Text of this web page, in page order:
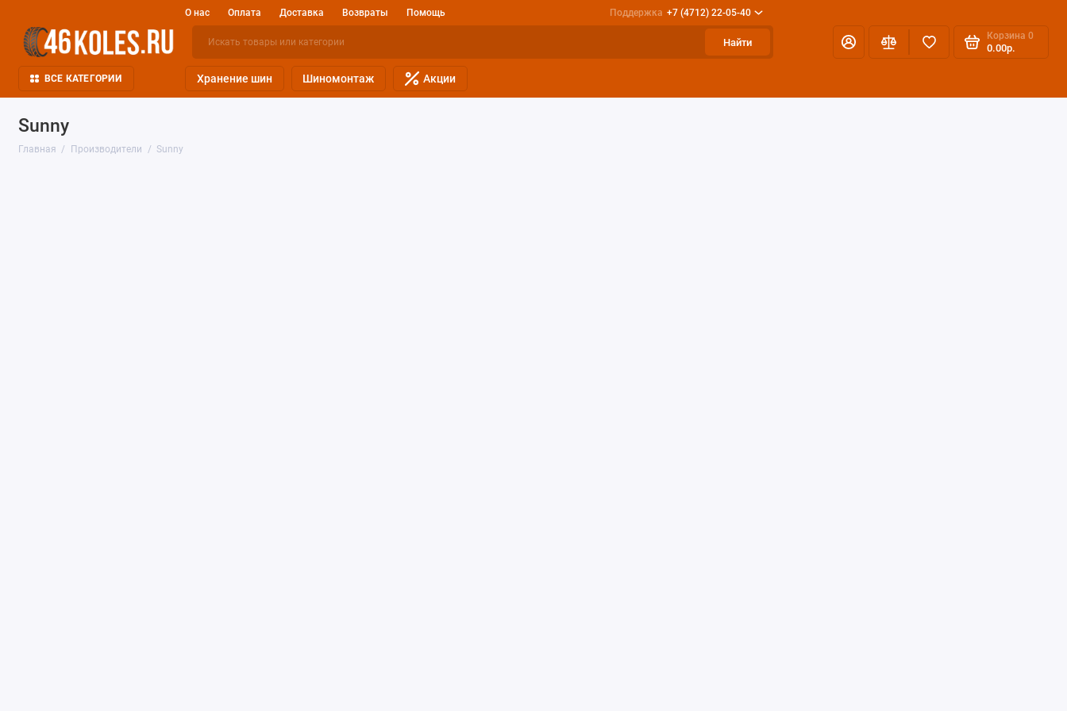
О нас Оплата Доставка Возвраты Помощь Поддержка +7 (4712) 22-05-40
Найти
Корзина 0
0.00р.
ВСЕ КАТЕГОРИИ Хранение шин Шиномонтаж Акции
Sunny
Главная Производители Sunny